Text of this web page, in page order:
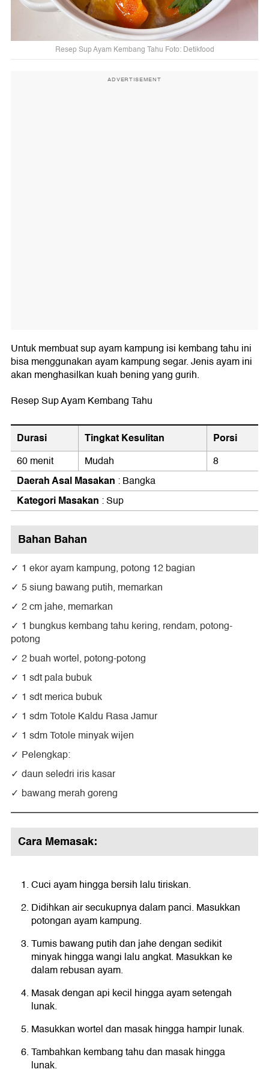
Resep Sup Ayam Kembang Tahu Foto: Detikfood
ADVERTISEMENT
Untuk membuat sup ayam kampung isi kembang tahu ini
bisa menggunakan ayam kampung segar. Jenis ayam ini
akan menghasilkan kuah bening yang gurih.
Resep Sup Ayam Kembang Tahu
Durasi Tingkat Kesulitan Porsi
60 menit Mudah 8
Daerah Asal Masakan : Bangka
Kategori Masakan : Sup
Bahan Bahan
1 ekor ayam kampung, potong 12 bagian
5 siung bawang putih, memarkan
2 cm jahe, memarkan
1 bungkus kembang tahu kering, rendam, potong-
potong
2 buah wortel, potong-potong
1 sdt pala bubuk
1 sdt merica bubuk
1 sdm Totole Kaldu Rasa Jamur
1 sdm Totole minyak wijen
Pelengkap:
daun seledri iris kasar
bawang merah goreng
Cara Memasak:
Cuci ayam hingga bersih lalu tiriskan.
Didihkan air secukupnya dalam panci. Masukkan
potongan ayam kampung.
Tumis bawang putih dan jahe dengan sedikit
minyak hingga wangi lalu angkat. Masukkan ke
dalam rebusan ayam.
Masak dengan api kecil hingga ayam setengah
lunak.
Masukkan wortel dan masak hingga hampir lunak.
Tambahkan kembang tahu dan masak hingga
lunak.